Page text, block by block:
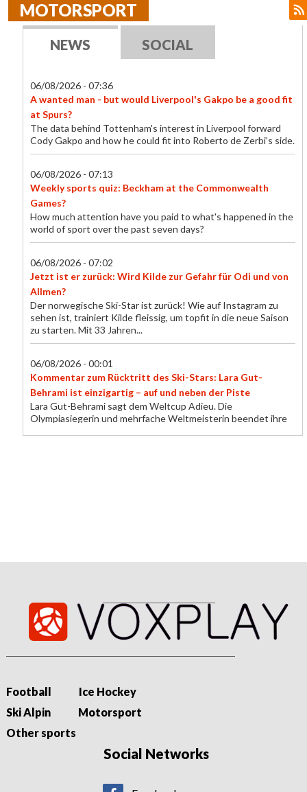
MOTORSPORT
NEWS SOCIAL
06/08/2026 - 07:36
A wanted man - but would Liverpool's Gakpo be a good fit
at Spurs?
The data behind Tottenham's interest in Liverpool forward
Cody Gakpo and how he could fit into Roberto de Zerbi’s side.
06/08/2026 - 07:13
Weekly sports quiz: Beckham at the Commonwealth
Games?
How much attention have you paid to what's happened in the
world of sport over the past seven days?
06/08/2026 - 07:02
Jetzt ist er zurück: Wird Kilde zur Gefahr für Odi und von
Allmen?
Der norwegische Ski-Star ist zurück! Wie auf Instagram zu
sehen ist, trainiert Kilde fleissig, um topfit in die neue Saison
zu starten. Mit 33 Jahren...
06/08/2026 - 00:01
Kommentar zum Rücktritt des Ski-Stars: Lara Gut-
Behrami ist einzigartig – auf und neben der Piste
Lara Gut-Behrami sagt dem Weltcup Adieu. Die
Olympiasiegerin und mehrfache Weltmeisterin beendet ihre
Football
Ice Hockey
Ski Alpin
Motorsport
Other sports
Social Networks